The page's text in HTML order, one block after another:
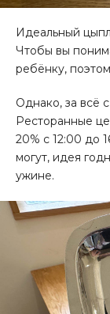
Идеальный
Чтобы вы
ребёнку,
Однако, за всё
Ресторанные
20% с 12:00 до
могут, идея
ужине.